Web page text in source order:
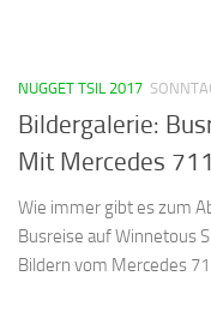
NUGGET TSIL 2017
Bildergalerie:
Mit Mercedes
Wie immer gibt es zum
Busreise auf Winnetous
Bildern vom Mercedes